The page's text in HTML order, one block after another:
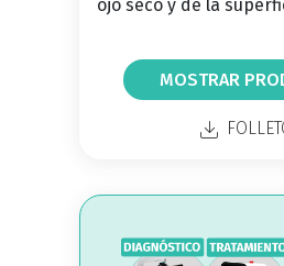
ojo seco y de la
MOSTRAR